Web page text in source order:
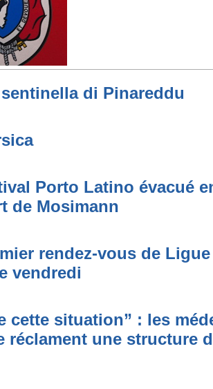
di Pinareddu
Porto Latino évacué
de Mosimann
rendez-vous de Ligue
vendredi
cette situation” : les
réclament une structure